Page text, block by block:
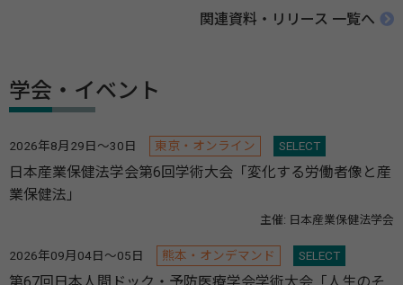
関連資料・リリース 一覧へ
学会・イベント
2026年8月29日～30日 東京・オンライン SELECT
日本産業保健法学会第6回学術大会「変化する労働者像と産
業保健法」
主催: 日本産業保健法学会
2026年09月04日～05日 熊本・オンデマンド SELECT